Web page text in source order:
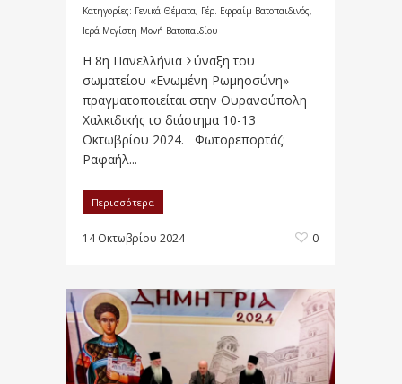
Κατηγορίες: Γενικά Θέματα, Γέρ. Εφραίμ Βατοπαιδινός,
Ιερά Μεγίστη Μονή Βατοπαιδίου
Η 8η Πανελλήνια Σύναξη του
σωματείου «Ενωμένη Ρωμηοσύνη»
πραγματοποιείται στην Ουρανούπολη
Χαλκιδικής το διάστημα 10-13
Οκτωβρίου 2024. Φωτορεπορτάζ:
Ραφαήλ...
Περισσότερα
14 Οκτωβρίου 2024 0